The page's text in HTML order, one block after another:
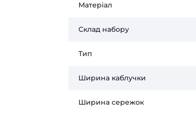
Матеріал
Склад набору
Тип
Ширина каблучки
Ширина сережок